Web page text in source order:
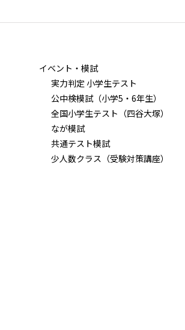
イベント・模試
実力判定 小学生テスト
公中検模試（小学5・6年生）
全国小学生テスト（四谷大塚）
なが模試
共通テスト模試
少人数クラス（受験対策講座）